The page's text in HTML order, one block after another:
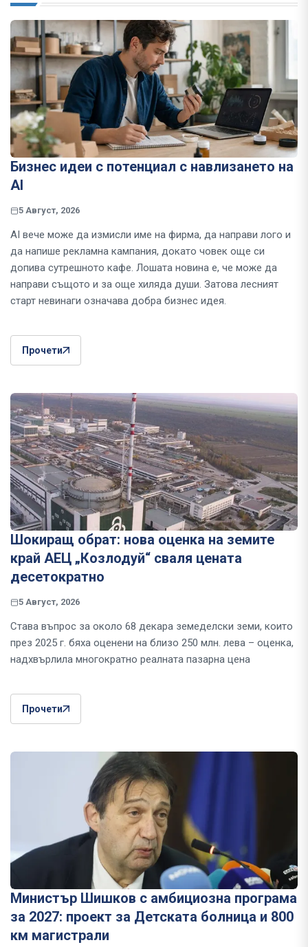
Бизнес идеи с потенциал с навлизането на
AI
5 Август, 2026
AI вече може да измисли име на фирма, да направи лого и
да напише рекламна кампания, докато човек още си
допива сутрешното кафе. Лошата новина е, че може да
направи същото и за още хиляда души. Затова лесният
старт невинаги означава добра бизнес идея.
Прочети
Шокиращ обрат: нова оценка на земите
край АЕЦ „Козлодуй“ сваля цената
десетократно
5 Август, 2026
Става въпрос за около 68 декара земеделски земи, които
през 2025 г. бяха оценени на близо 250 млн. лева – оценка,
надхвърлила многократно реалната пазарна цена
Прочети
Министър Шишков с амбициозна програма
за 2027: проект за Детската болница и 800
км магистрали